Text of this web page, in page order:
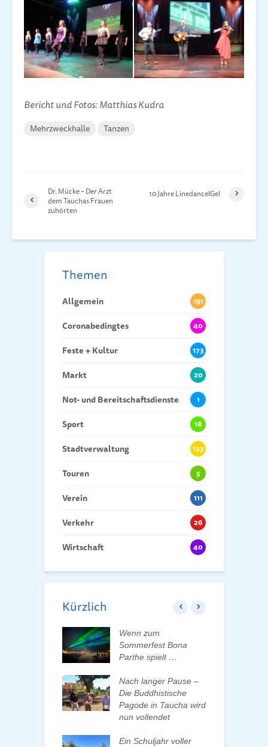
Bericht und Fotos: Matthias Kudra
Mehrzweckhalle Tanzen
Dr. Mücke – Der Arzt
dem Tauchas Frauen
zuhörten
10 Jahre LinedanceIGel
Themen
Allgemein 191
Coronabedingtes 40
Feste + Kultur 173
Markt 20
Not- und Bereitschaftsdienste 1
Sport 18
Stadtverwaltung 123
Touren 5
Verein 111
Verkehr 26
Wirtschaft 40
Kürzlich
Wenn zum
Sommerfest Bona
Parthe spielt …
Nach langer Pause –
Die Buddhistische
Pagode in Taucha wird
nun vollendet
Ein Schuljahr voller